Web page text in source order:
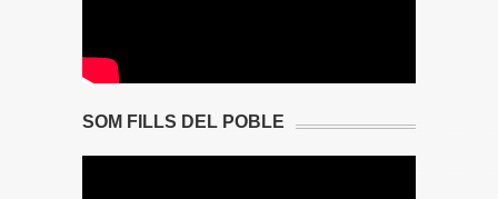
SOM FILLS DEL POBLE